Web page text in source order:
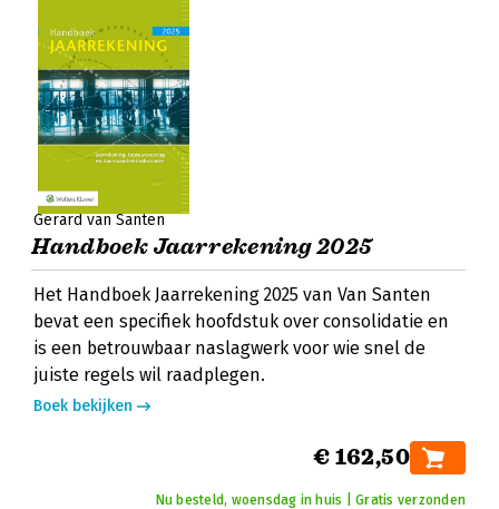
Gerard van Santen
Handboek Jaarrekening 2025
Het Handboek Jaarrekening 2025 van Van Santen
bevat een specifiek hoofdstuk over consolidatie en
is een betrouwbaar naslagwerk voor wie snel de
juiste regels wil raadplegen.
Boek bekijken
€ 162,50
Nu besteld, woensdag in huis | Gratis verzonden